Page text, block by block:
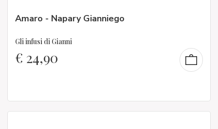
Amaro - Napary Gianniego
Gli infusi di Gianni
€ 24,90